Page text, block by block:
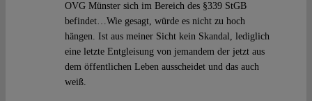
OVG Münster sich im Bereich des §339 StGB
befindet…Wie gesagt, würde es nicht zu hoch
hängen. Ist aus meiner Sicht kein Skandal, lediglich
eine letzte Entgleisung von jemandem der jetzt aus
dem öffentlichen Leben ausscheidet und das auch
weiß.